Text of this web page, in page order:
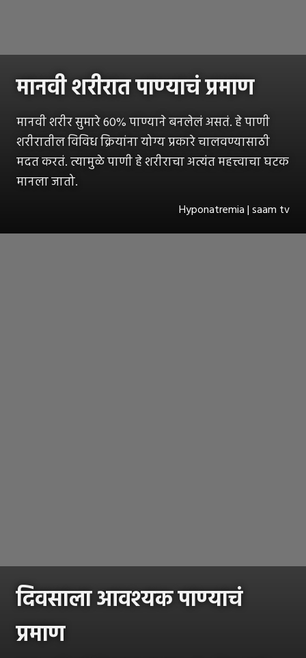
मानवी शरीरात पाण्याचं प्रमाण
मानवी शरीर सुमारे 60% पाण्याने बनलेलं असतं. हे पाणी
शरीरातील विविध क्रियांना योग्य प्रकारे चालवण्यासाठी
मदत करतं. त्यामुळे पाणी हे शरीराचा अत्यंत महत्त्वाचा घटक
मानला जातो.
Hyponatremia | saam tv
दिवसाला आवश्यक पाण्याचं
प्रमाण